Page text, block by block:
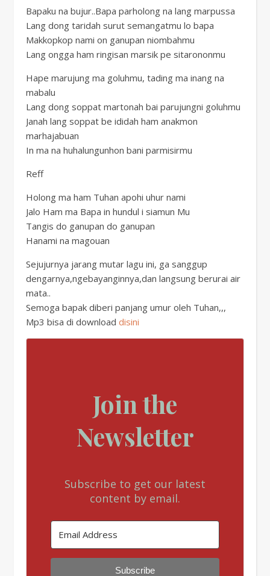
Bapaku na bujur..Bapa parholong na lang marpussa
Lang dong taridah surut semangatmu lo bapa
Makkopkop nami on ganupan niombahmu
Lang ongga ham ringisan marsik pe sitarononmu
Hape marujung ma goluhmu, tading ma inang na
mabalu
Lang dong soppat martonah bai parujungni goluhmu
Janah lang soppat be ididah ham anakmon
marhajabuan
In ma na huhalungunhon bani parmisirmu
Reff
Holong ma ham Tuhan apohi uhur nami
Jalo Ham ma Bapa in hundul i siamun Mu
Tangis do ganupan do ganupan
Hanami na magouan
Sejujurnya jarang mutar lagu ini, ga sanggup
dengarnya,ngebayanginnya,dan langsung berurai air
mata..
Semoga bapak diberi panjang umur oleh Tuhan,,,
Mp3 bisa di download disini
Join the
Newsletter
Subscribe to get our latest
content by email.
Subscribe